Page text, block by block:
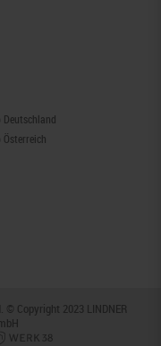
. © Copyright 2023 LINDNER